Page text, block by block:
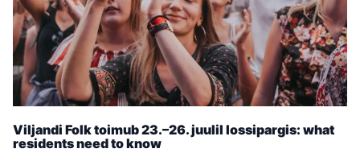
Viljandi Folk toimub 23.–26. juulil lossipargis: what
residents need to know